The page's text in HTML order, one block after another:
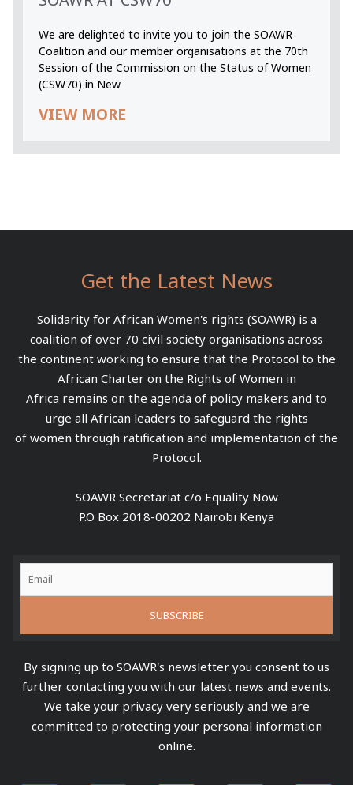
We are delighted to invite you to join the SOAWR
Coalition and our member organisations at the 70th
Session of the Commission on the Status of Women
(CSW70) in New
VIEW MORE
Get the Latest News
Solidarity for African Women's rights (SOAWR) is a
coalition of over 70 civil society organisations across
the continent working to ensure that the Protocol to the
African Charter on the Rights of Women in
Africa remains on the agenda of policy makers and to
urge all African leaders to safeguard the rights
of women through ratification and implementation of the
Protocol.
SOAWR Secretariat c/o Equality Now
P.O Box 2018-00202 Nairobi Kenya
By signing up to SOAWR's newsletter you consent to us
further contacting you with our latest news and events.
We take your privacy very seriously and we are
committed to protecting your personal information
online.